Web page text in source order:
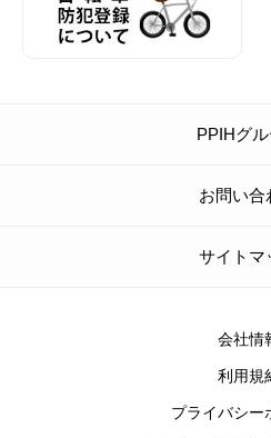
PPIHグ
お問い合
サイトマ
会社情
利用規
プライバシー